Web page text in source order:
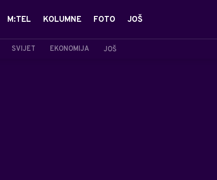
SVIJET EKONOMIJA JOŠ
M:TEL KOLUMNE FOTO JOŠ